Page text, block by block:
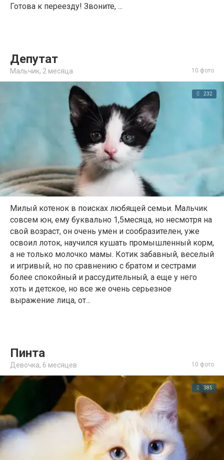
Готова к переезду! Звоните, ...
Депутат
Мальчик, 2 месяца 10 фото
232
Милый котенок в поисках любящей семьи. Мальчик
совсем юн, ему буквально 1,5месяца, но несмотря на
свой возраст, он очень умен и сообразителен, уже
освоил лоток, научился кушать промышленный корм,
а не только молочко мамы. Котик забавный, веселый
и игривый, но по сравнению с братом и сестрами
более спокойный и рассудительный, а еще у него
хоть и детское, но все же очень серьезное
выражение лица, от...
Пинта
Девочка, 6 месяцев 10 фото
385